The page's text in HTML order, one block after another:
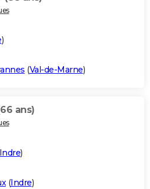
)
(Val-de-Marne)
ans)
)
(Indre)